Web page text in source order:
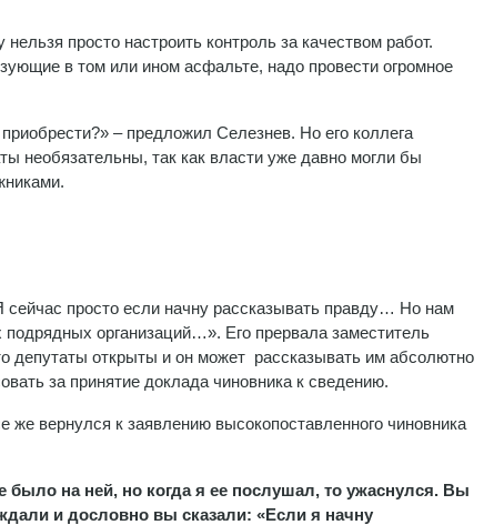
просто настроить контроль за качеством работ.
в том или ином асфальте, надо провести огромное
– предложил Селезнев. Но его коллега
необязательны, так как власти уже давно могли бы
просто если начну рассказывать правду… Но нам
подрядных организаций…». Его прервала заместитель
депутаты открыты и он может рассказывать им абсолютно
за принятие доклада чиновника к сведению.
вернулся к заявлению высокопоставленного чиновника
было на ней, но когда я ее послушал, то ужаснулся. Вы
и дословно вы сказали: «Если я начну